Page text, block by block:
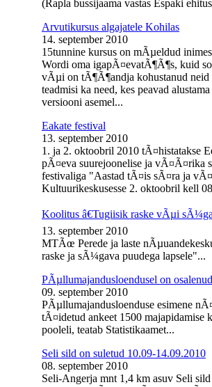
(Rapla bussijaama vastas Espaki
Arvutikursus algajatele Kohilas
14. september 2010
15tunnine kursus on mÃµeldud
Wordi oma igapÃ¤evatÃ¶Ã¶s, kuid
vÃµi on tÃ¶Ã¶andja kohustanud neid
teadmisi ka need, kes peavad
versiooni asemel...
Eakate festival
13. september 2010
1. ja 2. oktoobril 2010 tÃ¤histatakse
pÃ¤eva suurejoonelise ja vÃ¤Ã¤rika
festivaliga "Aastad tÃ¤is sÃ¤ra ja
Kultuurikeskusesse 2. oktoobril kell
Koolitus â€Tugiisik raske vÃµi
13. september 2010
MTÃœ Perede ja laste
raske ja sÃ¼gava puudega lapsele"...
PÃµllumajandusloendusel on
09. september 2010
PÃµllumajandusloenduse esimene
tÃ¤idetud ankeet 1500 majapidamise
pooleli, teatab Statistikaamet...
Seli sild on suletud 10.09-14.09.2010
08. september 2010
Seli-Angerja mnt 1,4 km asuv Seli